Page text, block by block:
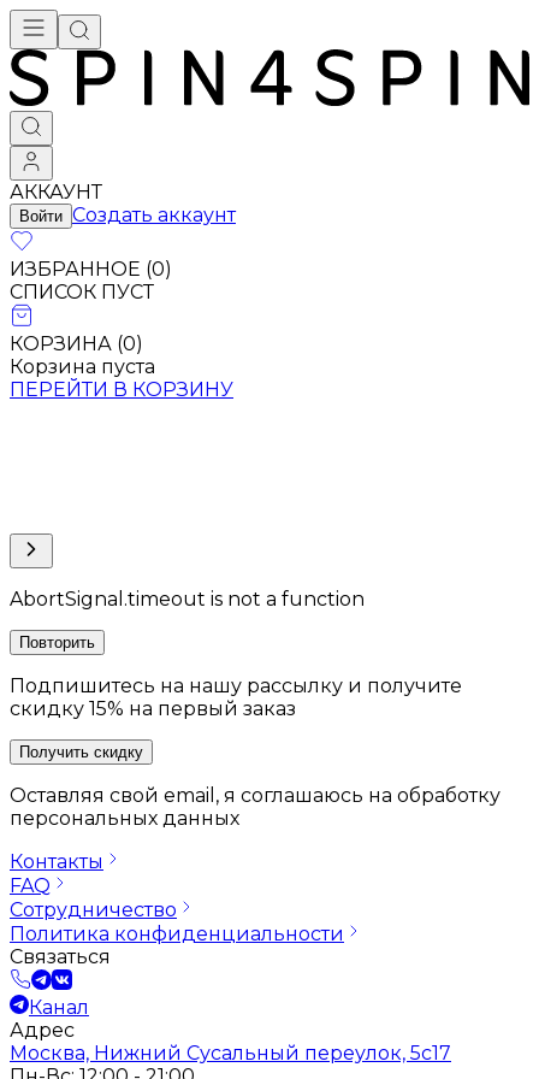
АККАУНТ
Войти Создать аккаунт
ИЗБРАННОЕ (0)
СПИСОК ПУСТ
КОРЗИНА (0)
Корзина пуста
ПЕРЕЙТИ В КОРЗИНУ
AbortSignal.timeout is not a function
Повторить
Подпишитесь на нашу рассылку и получите
скидку 15% на первый заказ
Получить скидку
Оставляя свой email, я соглашаюсь на обработку
персональных данных
Контакты
FAQ
Сотрудничество
Политика конфиденциальности
Связаться
Канал
Адрес
Москва, Нижний Сусальный переулок, 5с17